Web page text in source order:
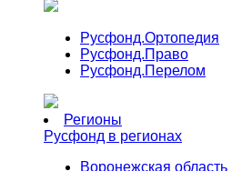
Русфонд.Ортопедия
Русфонд.Право
Русфонд.Перелом
Регионы
Русфонд в регионах
Воронежская область